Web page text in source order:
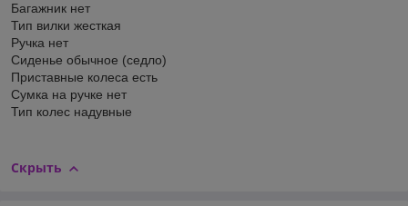
Багажник нет
Тип вилки жесткая
Ручка нет
Сиденье обычное (седло)
Приставные колеса есть
Сумка на ручке нет
Тип колес надувные
Скрыть